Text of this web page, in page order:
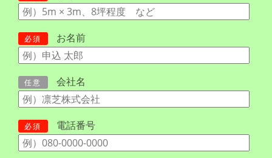
必須 お名前
任意 会社名
必須 電話番号